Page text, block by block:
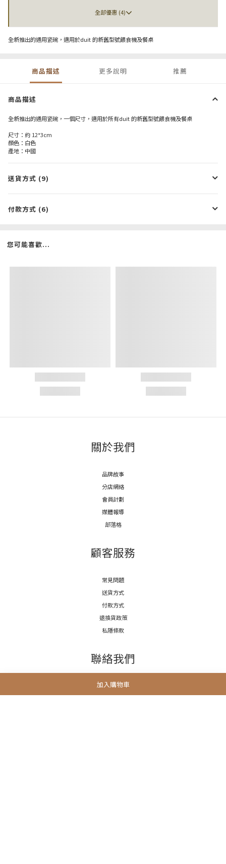
加入購物車
全部優惠 (4)
全新推出的通用瓷碗，適用於duit 的新舊型號餵食機及餐桌
商品描述 更多說明 推薦
商品描述
全新推出的通用瓷碗，一個尺寸，適用於所有duit 的新舊型號餵食機及餐桌
尺寸：約 12*3cm
顏色：白色
產地：中國
送貨方式 (9)
付款方式 (6)
您可能喜歡...
關於我們
品牌故事
分店網絡
會員計劃
媒體報導
部落格
顧客服務
常見問題
送貨方式
付款方式
退換貨政策
私隱條款
聯絡我們
電話 / (852)5222 7654